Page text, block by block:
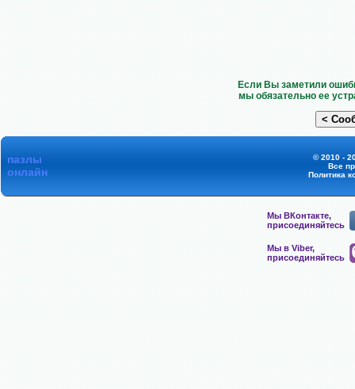
Если Вы заметили
мы обязательно ее
пазлы
онлайн
© 2010 -
Все
Политика
Мы ВКонтакте,
присоединяйтесь
Мы в Viber,
присоединяйтесь